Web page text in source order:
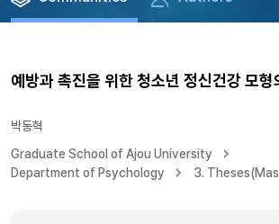
예방과 촉진을 위한 청소년 정신건강 모형
박동혁
Graduate School of Ajou University
Department of Psychology
3.